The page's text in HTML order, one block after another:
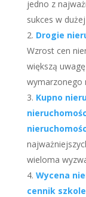
jedno z
sukces w
Drogie
Wzrost cen
większą
wymarzonego
Kupno
wieloma
Wycena
cennik